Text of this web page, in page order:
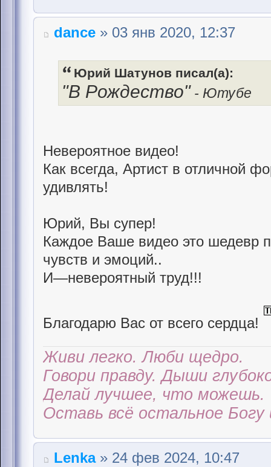
dance » 03 янв 2020, 12:37
Юрий Шатунов писал(а):
"В Рождество" - Ютубе
Невероятное видео!
Как всегда, Артист в отличной
удивлять!
Юрий, Вы супер!
Каждое Ваше видео это шедевр
чувств и эмоций..
И—невероятный труд!!!
Благодарю Вас от всего сердца!
Живи легко. Люби щедро.
Говори правду. Дыши
Делай лучшее, что можешь.
Оставь всё остальное Богу
Lenka» 24 фев 2024, 10:47